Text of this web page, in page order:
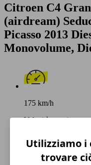
Citroen C4
(airdream)
Picasso 2013
Monovolume,
175 km/h
Velocità massima
Utilizziamo i
trovare